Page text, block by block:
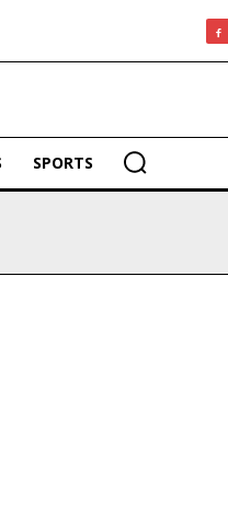
SPORTS